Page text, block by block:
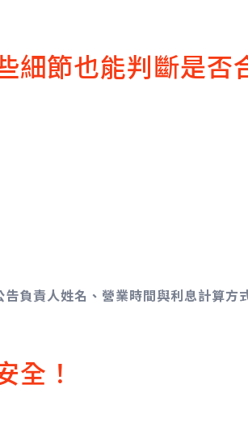
細節也能判斷是否
負責人姓名、營業時間與利息計算方
全！